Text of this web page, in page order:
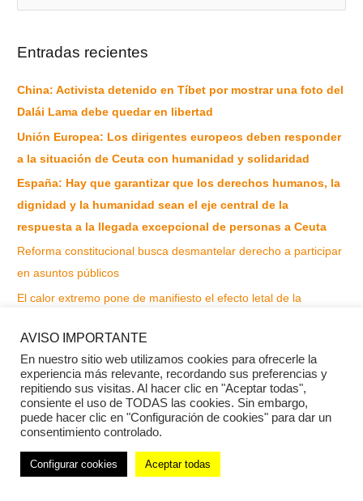
Entradas recientes
China: Activista detenido en Tíbet por mostrar una foto del
Dalái Lama debe quedar en libertad
Unión Europea: Los dirigentes europeos deben responder
a la situación de Ceuta con humanidad y solidaridad
España: Hay que garantizar que los derechos humanos, la
dignidad y la humanidad sean el eje central de la
respuesta a la llegada excepcional de personas a Ceuta
Reforma constitucional busca desmantelar derecho a participar
en asuntos públicos
El calor extremo pone de manifiesto el efecto letal de la
político mientras arden los derechos
Comentarios recientes
Archivos
AVISO IMPORTANTE
En nuestro sitio web utilizamos cookies para ofrecerle la
experiencia más relevante, recordando sus preferencias y
repitiendo sus visitas. Al hacer clic en "Aceptar todas",
consiente el uso de TODAS las cookies. Sin embargo,
puede hacer clic en "Configuración de cookies" para dar un
consentimiento controlado.
Configurar cookies Aceptar todas